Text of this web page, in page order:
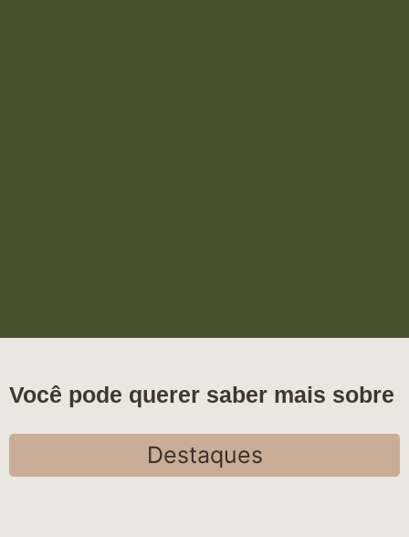
Você pode querer saber mais sobre
Destaques